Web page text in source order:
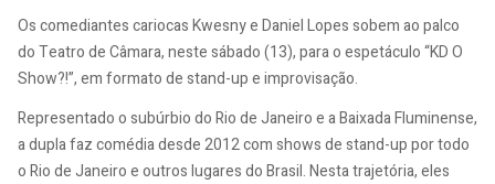
Os comediantes cariocas Kwesny e Daniel Lopes sobem ao palco
do Teatro de Câmara, neste sábado (13), para o espetáculo “KD O
Show?!”, em formato de stand-up e improvisação.
Representado o subúrbio do Rio de Janeiro e a Baixada Fluminense,
a dupla faz comédia desde 2012 com shows de stand-up por todo
o Rio de Janeiro e outros lugares do Brasil. Nesta trajetória, eles